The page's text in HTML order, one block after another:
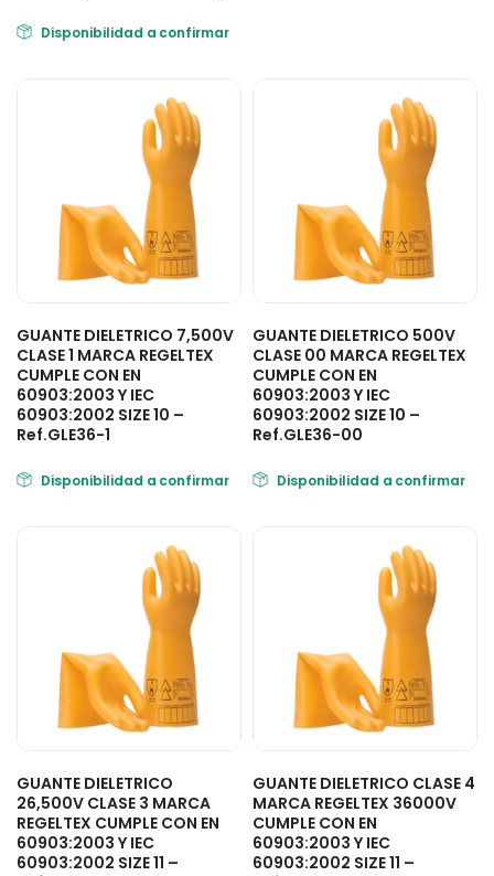
Disponibilidad a confirmar
GUANTE DIELETRICO 7,500V
CLASE 1 MARCA REGELTEX
CUMPLE CON EN
60903:2003 Y IEC
60903:2002 SIZE 10 –
Ref.GLE36-1
Disponibilidad a confirmar
GUANTE DIELETRICO 500V
CLASE 00 MARCA REGELTEX
CUMPLE CON EN
60903:2003 Y IEC
60903:2002 SIZE 10 –
Ref.GLE36-00
Disponibilidad a confirmar
GUANTE DIELETRICO
26,500V CLASE 3 MARCA
REGELTEX CUMPLE CON EN
60903:2003 Y IEC
60903:2002 SIZE 11 –
GUANTE DIELETRICO CLASE 4
MARCA REGELTEX 36000V
CUMPLE CON EN
60903:2003 Y IEC
60903:2002 SIZE 11 –